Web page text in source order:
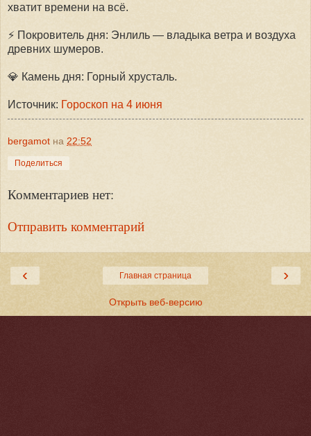
хватит времени на всё.
⚡ Покровитель дня: Энлиль — владыка ветра и воздуха
древних шумеров.
💎 Камень дня: Горный хрусталь.
Источник: Гороскоп на 4 июня
bergamot на 22:52
Поделиться
Комментариев нет:
Отправить комментарий
‹ ›
Главная страница
Открыть веб-версию